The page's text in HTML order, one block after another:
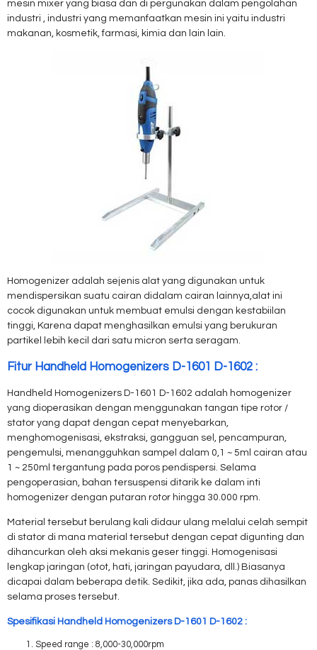
mesin mixer yang biasa dan di pergunakan dalam pengolahan
industri , industri yang memanfaatkan mesin ini yaitu industri
makanan, kosmetik, farmasi, kimia dan lain lain.
Homogenizer adalah sejenis alat yang digunakan untuk
mendispersikan suatu cairan didalam cairan lainnya,alat ini
cocok digunakan untuk membuat emulsi dengan kestabiilan
tinggi, Karena dapat menghasilkan emulsi yang berukuran
partikel lebih kecil dari satu micron serta seragam.
Fitur Handheld Homogenizers D-1601 D-1602 :
Handheld Homogenizers D-1601 D-1602 adalah homogenizer
yang dioperasikan dengan menggunakan tangan tipe rotor /
stator yang dapat dengan cepat menyebarkan,
menghomogenisasi, ekstraksi, gangguan sel, pencampuran,
pengemulsi, menangguhkan sampel dalam 0,1 ~ 5ml cairan atau
1 ~ 250ml tergantung pada poros pendispersi. Selama
pengoperasian, bahan tersuspensi ditarik ke dalam inti
homogenizer dengan putaran rotor hingga 30.000 rpm.
Material tersebut berulang kali didaur ulang melalui celah sempit
di stator di mana material tersebut dengan cepat digunting dan
dihancurkan oleh aksi mekanis geser tinggi. Homogenisasi
lengkap jaringan (otot, hati, jaringan payudara, dll.) Biasanya
dicapai dalam beberapa detik. Sedikit, jika ada, panas dihasilkan
selama proses tersebut.
Spesifikasi Handheld Homogenizers D-1601 D-1602 :
Speed range : 8,000-30,000rpm